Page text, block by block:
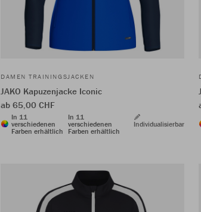
DAMEN TRAININGSJACKEN
JAKO Kapuzenjacke Iconic
ab 65,00 CHF
In 11
verschiedenen
Farben erhältlich
In 11
verschiedenen
Farben erhältlich
Individualisierbar